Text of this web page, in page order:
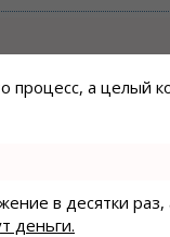
процесс, а целый
в десятки
деньги.